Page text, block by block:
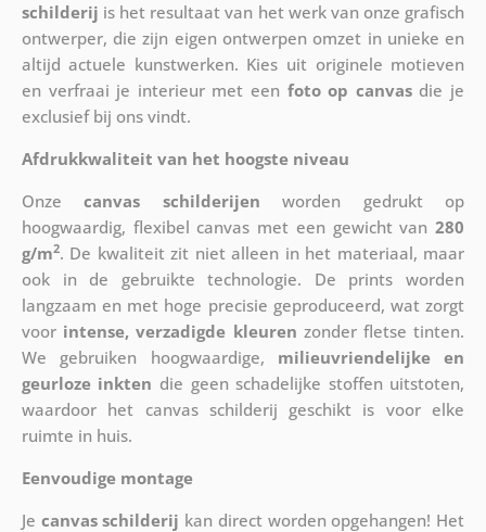
schilderij is het resultaat van het werk van onze grafisch
ontwerper, die zijn eigen ontwerpen omzet in unieke en
altijd actuele kunstwerken. Kies uit originele motieven
en verfraai je interieur met een foto op canvasdie je
exclusief bij ons vindt.
Afdrukkwaliteit van het hoogste niveau
Onzecanvas schilderijen worden gedrukt op
hoogwaardig, flexibel canvas met een gewicht van280
g/m2. De kwaliteit zit niet alleen in het materiaal, maar
ook in de gebruikte technologie. De prints worden
langzaam en met hoge precisie geproduceerd, wat zorgt
voor intense, verzadigde kleuren zonder fletse tinten.
We gebruiken hoogwaardige, milieuvriendelijke en
geurloze inkten die geen schadelijke stoffen uitstoten,
waardoor het canvas schilderij geschikt is voor elke
ruimte in huis.
Eenvoudige montage
Je canvas schilderij kan direct worden opgehangen! Het